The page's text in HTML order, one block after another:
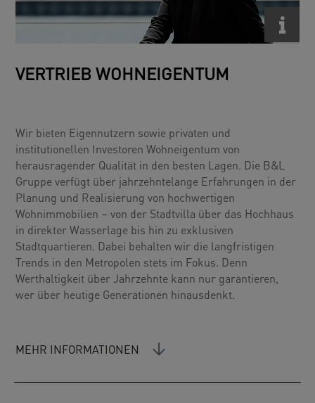
VERTRIEB WOHNEIGENTUM
Wir bieten Eigennutzern sowie privaten und
institutionellen Investoren Wohneigentum von
herausragender Qualität in den besten Lagen. Die B&L
Gruppe verfügt über jahrzehntelange Erfahrungen in der
Planung und Realisierung von hochwertigen
Wohnimmobilien – von der Stadtvilla über das Hochhaus
in direkter Wasserlage bis hin zu exklusiven
Stadtquartieren. Dabei behalten wir die langfristigen
Trends in den Metropolen stets im Fokus. Denn
Werthaltigkeit über Jahrzehnte kann nur garantieren,
wer über heutige Generationen hinausdenkt.
MEHR INFORMATIONEN